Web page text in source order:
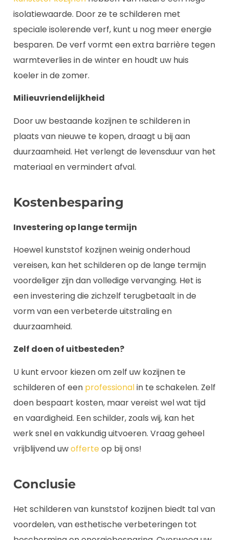
isolatiewaarde. Door ze te schilderen met
speciale isolerende verf, kunt u nog meer energie
besparen. De verf vormt een extra barrière tegen
warmteverlies in de winter en houdt uw huis
koeler in de zomer.
Milieuvriendelijkheid
Door uw bestaande kozijnen te schilderen in
plaats van nieuwe te kopen, draagt u bij aan
duurzaamheid. Het verlengt de levensduur van het
materiaal en vermindert afval.
Kostenbesparing
Investering op lange termijn
Hoewel kunststof kozijnen weinig onderhoud
vereisen, kan het schilderen op de lange termijn
voordeliger zijn dan volledige vervanging. Het is
een investering die zichzelf terugbetaalt in de
vorm van een verbeterde uitstraling en
duurzaamheid.
Zelf doen of uitbesteden?
U kunt ervoor kiezen om zelf uw kozijnen te
schilderen of een professionalin te schakelen. Zelf
doen bespaart kosten, maar vereist wel wat tijd
en vaardigheid. Een schilder, zoals wij, kan het
werk snel en vakkundig uitvoeren. Vraag geheel
vrijblijvend uwofferteop bij ons!
Conclusie
Het schilderen van kunststof kozijnen biedt tal van
voordelen, van esthetische verbeteringen tot